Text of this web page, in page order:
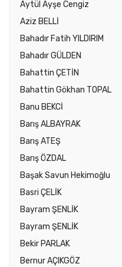
Aytül Ayşe Cengiz
Aziz BELLİ
Bahadır Fatih YILDIRIM
Bahadır GÜLDEN
Bahattin ÇETİN
Bahattin Gökhan TOPAL
Banu BEKCİ
Barış ALBAYRAK
Barış ATEŞ
Barış ÖZDAL
Başak Savun Hekimoğlu
Basri ÇELİK
Bayram ŞENLİK
Bayram ŞENLİK
Bekir PARLAK
Bernur AÇIKGÖZ